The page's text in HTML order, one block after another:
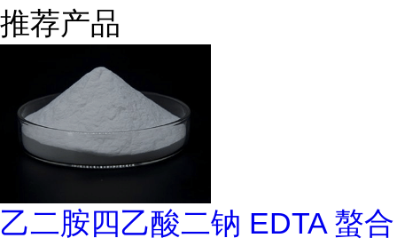
推荐产品
乙二胺四乙酸二钠 EDTA 螯合